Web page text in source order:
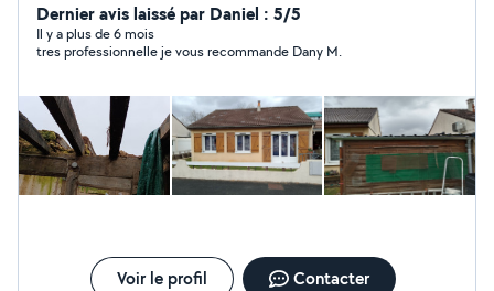
extérieur nettoyage démoussage toiture ravalement de
façade pignon peinture toiture également travaux de
maçonnerie et pose clôture remplacement de tuiles
sur espace vert) Si devis accepté travaux dans
l'immédiat
Dernier avis laissé par Daniel : 5/5
Il y a plus de 6 mois
tres professionnelle je vous recommande Dany M.
Voir le profil Contacter